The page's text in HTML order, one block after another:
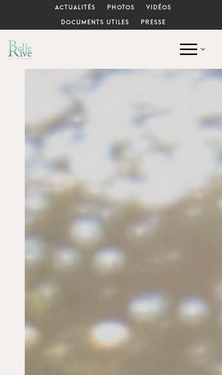
ACTUALITÉS PHOTOS VIDÉOS
DOCUMENTS UTILES PRESSE